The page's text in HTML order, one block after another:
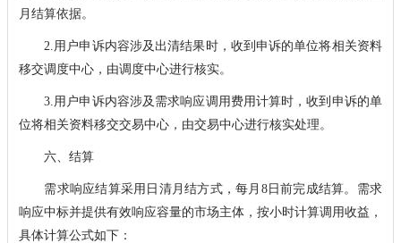
月结算依据。
2.用户申诉内容涉及出清结果时，收到申诉的单位将相关资料
移交调度中心，由调度中心进行核实。
3.用户申诉内容涉及需求响应调用费用计算时，收到申诉的单
位将相关资料移交交易中心，由交易中心进行核实处理。
六、结算
需求响应结算采用日清月结方式，每月8日前完成结算。需求
响应中标并提供有效响应容量的市场主体，按小时计算调用收益，
具体计算公式如下：